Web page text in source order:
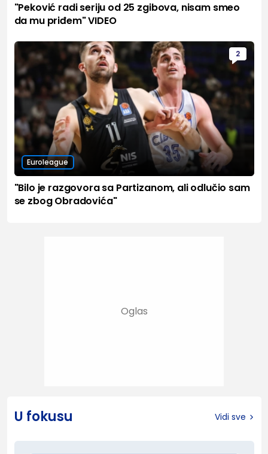
"Peković radi seriju od 25 zgibova, nisam smeo
da mu priđem" VIDEO
2
Euroleague
"Bilo je razgovora sa Partizanom, ali odlučio sam
se zbog Obradovića"
U fokusu Vidi sve